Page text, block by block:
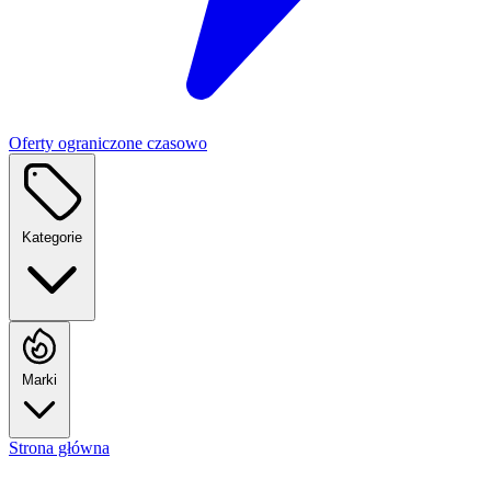
Oferty ograniczone czasowo
Kategorie
Marki
Strona główna